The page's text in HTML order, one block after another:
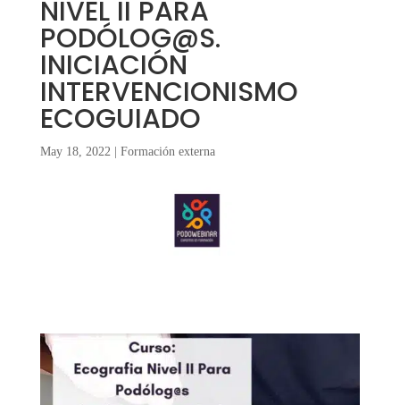
NIVEL II PARA
PODÓLOG@S.
INICIACIÓN
INTERVENCIONISMO
ECOGUIADO
May 18, 2022| Formación externa